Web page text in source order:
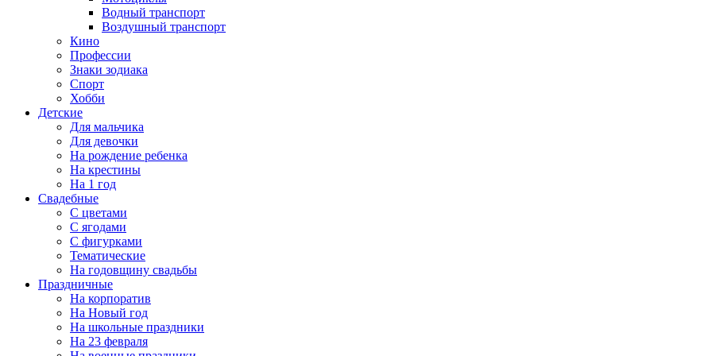
Водный транспорт
Воздушный транспорт
Кино
Профессии
Знаки зодиака
Спорт
Хобби
Детские
Для мальчика
Для девочки
На рождение ребенка
На крестины
На 1 год
Свадебные
С цветами
С ягодами
С фигурками
Тематические
На годовщину свадьбы
Праздничные
На корпоратив
На Новый год
На школьные праздники
На 23 февраля